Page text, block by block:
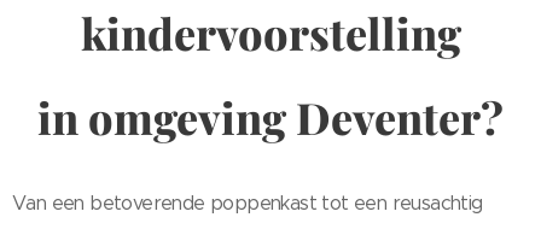
kindervoorstelling
in omgeving Deventer?
Van een betoverende poppenkast tot een reusachtig